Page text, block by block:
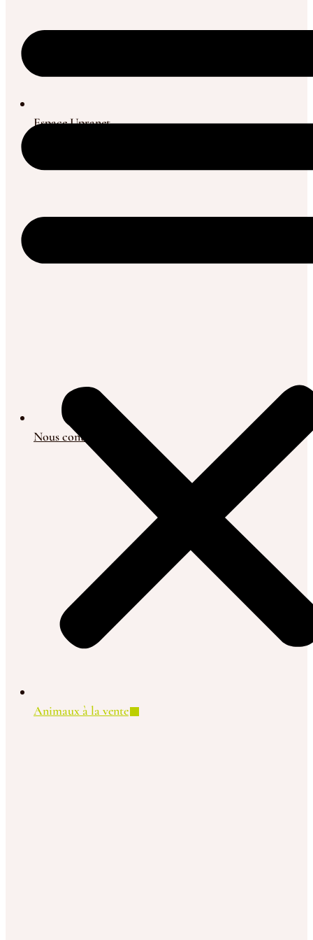
Espace Upranet
Nous contacter
Animaux à la vente